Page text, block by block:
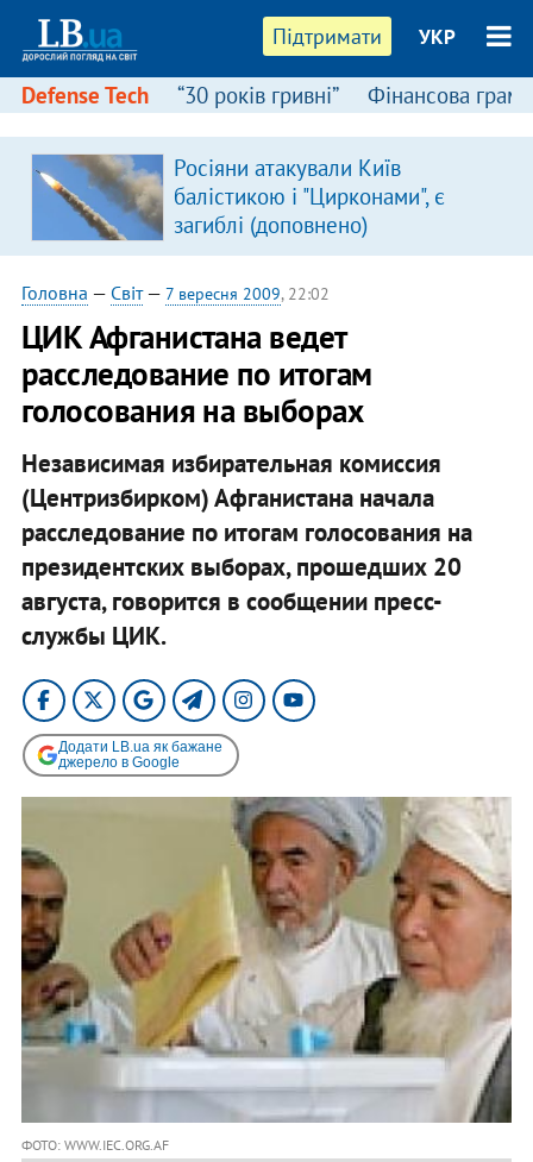
Підтримати УКР
Defense Tech “30 років гривні” Фінансова
Росіяни атакували Київ
балістикою і "Цирконами", є
загиблі (доповнено)
Головна — Світ— 7 вересня 2009, 22:02
ЦИК Афганистана ведет
расследование по итогам
голосования на выборах
Независимая избирательная комиссия
(Центризбирком) Афганистана начала
расследование по итогам голосования на
президентских выборах, прошедших 20
августа, говорится в сообщении пресс-
службы ЦИК.
Додати LB.ua як бажане
джерело в Google
ФОТО: WWW.IEC.ORG.AF